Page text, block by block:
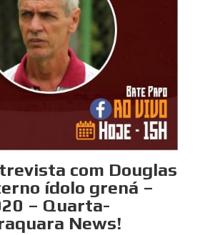
com Douglas
ídolo grená –
– Quarta-
News!